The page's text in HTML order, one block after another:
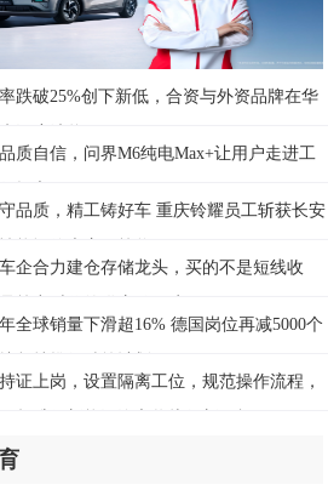
察丨海外青年追捧中式生活方式 世
的家园｜萨迦县宗果社区灾后重建纪
新华字典》上新说起，“青春有理 字
跌破25%创下新低，合资与外资品牌在华
质自信，问界M6纯电Max+让用户走进工
品质，精工铸好车 重庆铃耀员工斩获长安
企合力建仓存储龙头，买的不是短线收
全球销量下滑超16% 德国岗位再减5000个
证上岗，设置隔离工位，规范操作流程，